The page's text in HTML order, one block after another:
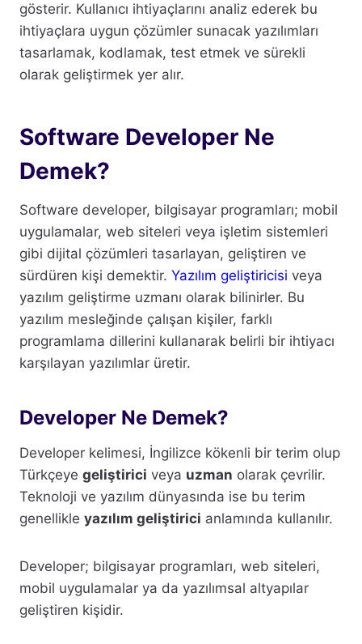
gösterir. Kullanıcı ihtiyaçlarını analiz ederek bu
ihtiyaçlara uygun çözümler sunacak yazılımları
tasarlamak, kodlamak, test etmek ve sürekli
olarak geliştirmek yer alır.
Software Developer Ne
Demek?
Software developer, bilgisayar programları; mobil
uygulamalar, web siteleri veya işletim sistemleri
gibi dijital çözümleri tasarlayan, geliştiren ve
sürdüren kişi demektir. Yazılım geliştiricisi veya
yazılım geliştirme uzmanı olarak bilinirler. Bu
yazılım mesleğinde çalışan kişiler, farklı
programlama dillerini kullanarak belirli bir ihtiyacı
karşılayan yazılımlar üretir.
Developer Ne Demek?
Developer kelimesi, İngilizce kökenli bir terim olup
Türkçeye geliştirici veya uzman olarak çevrilir.
Teknoloji ve yazılım dünyasında ise bu terim
genellikle yazılım geliştirici anlamında kullanılır.
Developer; bilgisayar programları, web siteleri,
mobil uygulamalar ya da yazılımsal altyapılar
geliştiren kişidir.